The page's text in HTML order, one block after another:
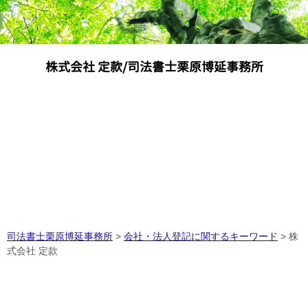
株式会社 定款/司法書士栗原博延事務所
司法書士栗原博延事務所 > 会社・法人登記に関するキーワード > 株
式会社 定款